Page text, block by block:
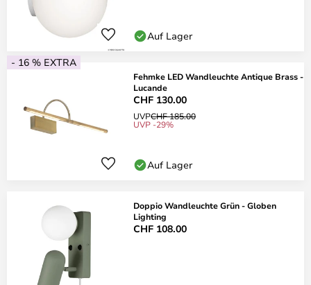
Auf Lager
- 16 % EXTRA
Fehmke LED Wandleuchte Antique Brass -
Lucande
CHF 130.00
UVPCHF 185.00
UVP -29%
Auf Lager
Doppio Wandleuchte Grün - Globen
Lighting
CHF 108.00